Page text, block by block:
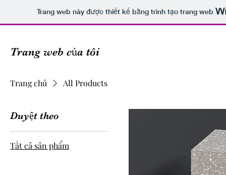
Trang web này được thiết kế bằng trình tạo trang web
Trang web của tôi
Trang chủ All Products
Duyệt theo
Tất cả sản phẩm